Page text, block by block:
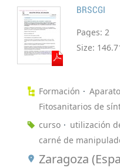
BRSCGI
Pages: 2
Size:
Formación
Fitosanitarios de
curso
utilización
carné de
Zaragoza